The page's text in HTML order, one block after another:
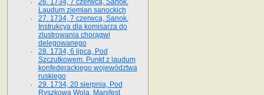
26. 1734, 7 czerwca, Sanok.
Laudum ziemian sanockich
27. 1734, 7 czerwca, Sanok.
Instrukcya dla komisarza do
zlustrowania chorągwi
delegowanego
28. 1734, 6 lipca, Pod
Szczutkowem. Punkt z laudum
konfederackiego województwa
ruskiego
29. 1734, 20 sierpnia, Pod
Ryszkową Wolą. Manifest